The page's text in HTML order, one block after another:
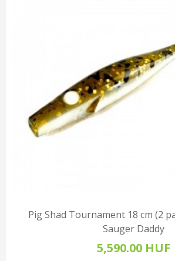
Pig Shad Tournament 18 cm (2
Sauger Daddy
5,590.00 HUF